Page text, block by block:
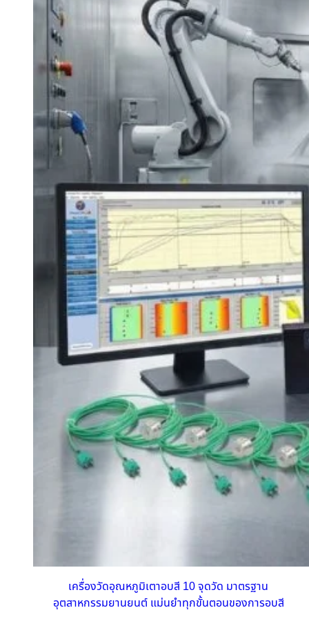
เครื่องวัดอุณหภูมิเตาอบสี 10 จุดวัด มาตรฐาน
อุตสาหกรรมยานยนต์ แม่นยำทุกขั้นตอนของการอบสี